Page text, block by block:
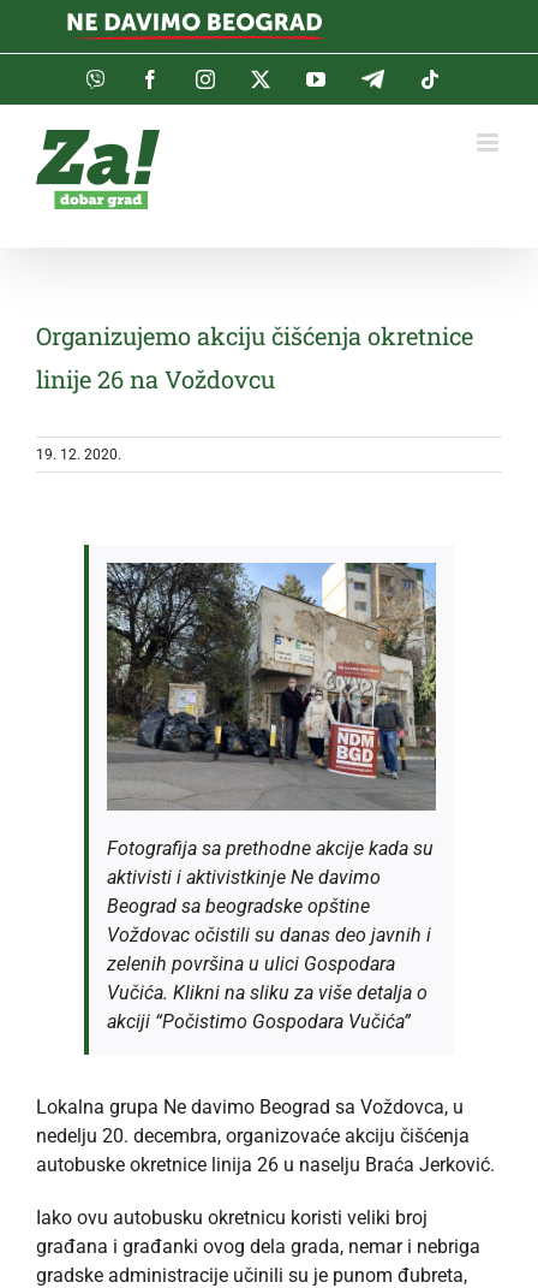
Viber FacebookInstagramTwitterYouTubeTelegram
Organizujemo akciju čišćenja okretnice
linije 26 na Voždovcu
19. 12. 2020.
Fotografija sa prethodne akcije kada su
aktivisti i aktivistkinje Ne davimo
Beograd sa beogradske opštine
Voždovac očistili su danas deo javnih i
zelenih površina u ulici Gospodara
Vučića. Klikni na sliku za više detalja o
akciji “Počistimo Gospodara Vučića”
Lokalna grupa Ne davimo Beograd sa Voždovca, u
nedelju 20. decembra, organizovaće akciju čišćenja
autobuske okretnice linija 26 u naselju Braća Jerković.
Iako ovu autobusku okretnicu koristi veliki broj
građana i građanki ovog dela grada, nemar i nebriga
gradske administracije učinili su je punom đubreta,